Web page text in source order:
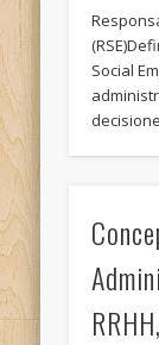
Social